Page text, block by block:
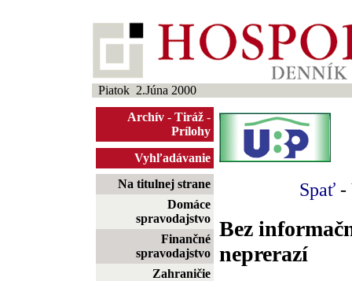
Piatok 2.Júna 2000
Archív - Tiráž -
Prílohy
Vyhľadávanie
Na titulnej strane
Domáce
spravodajstvo
Finančné
spravodajstvo
Zahraničie
Spať -
Bez
neprerazí